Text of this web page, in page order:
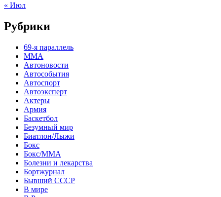
« Июл
Рубрики
69-я параллель
MMA
Автоновости
Автособытия
Автоспорт
Автоэксперт
Актеры
Армия
Баскетбол
Безумный мир
Биатлон/Лыжи
Бокс
Бокс/MMA
Болезни и лекарства
Бортжурнал
Бывший СССР
В мире